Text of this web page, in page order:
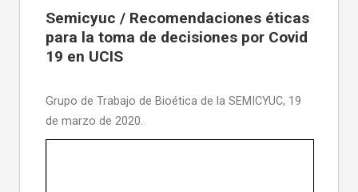
Semicyuc / Recomendaciones éticas
para la toma de decisiones por Covid
19 en UCIS
Grupo de Trabajo de Bioética de la SEMICYUC, 19
de marzo de 2020.